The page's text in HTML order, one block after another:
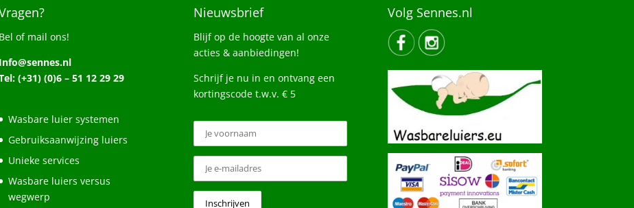
Bel of mail ons!
Info@sennes.nl
(+31) (0)6 – 51 12 29 29
Wasbare luier systemen
Gebruiksaanwijzing luiers
Unieke services
Wasbare luiers versus
wegwerp
Nieuwsbrief
Blijf op de hoogte van al onze
acties & aanbiedingen!
Schrijf je nu in en ontvang een
kortingscode t.w.v. € 5
Volg Sennes.nl